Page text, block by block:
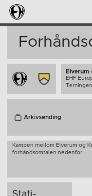
Elverum
EHF
Arkivsending
Kampen mellom Elverum og
forhåndsomtalen nedenfor.
Stati­